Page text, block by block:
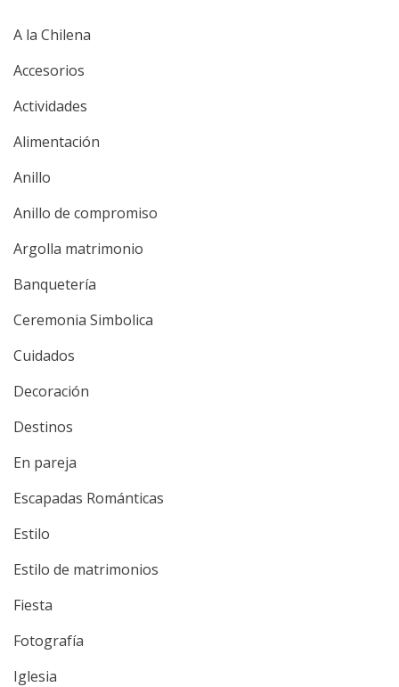
A la Chilena
Accesorios
Actividades
Alimentación
Anillo
Anillo de compromiso
Argolla matrimonio
Banquetería
Ceremonia Simbolica
Cuidados
Decoración
Destinos
En pareja
Escapadas Románticas
Estilo
Estilo de matrimonios
Fiesta
Fotografía
Iglesia